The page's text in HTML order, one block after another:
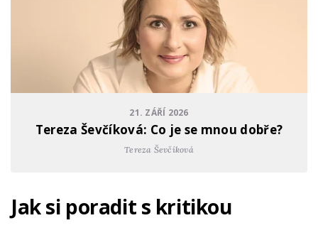
21. ZÁŘÍ 2026
Tereza Ševčíková: Co je se mnou dobře?
Tereza Ševčíková
Jak si poradit s kritikou